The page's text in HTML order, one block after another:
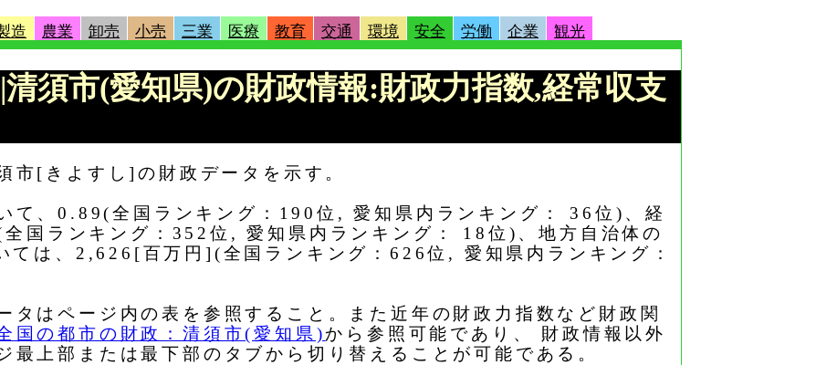
造 農業 卸売 小売 三業 医療 教育 交通 環境 安全 労働 企業 観光
須市(愛知県)の財政情報:財政力指数,経常収支
市[きよすし]の財政データを示す。
て、0.89(全国ランキング：190位, 愛知県内ランキング： 36位)、経
国ランキング：352位, 愛知県内ランキング： 18位)、地方自治体の
ては、2,626[百万円](全国ランキング：626位, 愛知県内ランキング：
タはページ内の表を参照すること。また近年の財政力指数など財政関
国の都市の財政：清須市(愛知県)から参照可能であり、 財政情報以外
最上部または最下部のタブから切り替えることが可能である。